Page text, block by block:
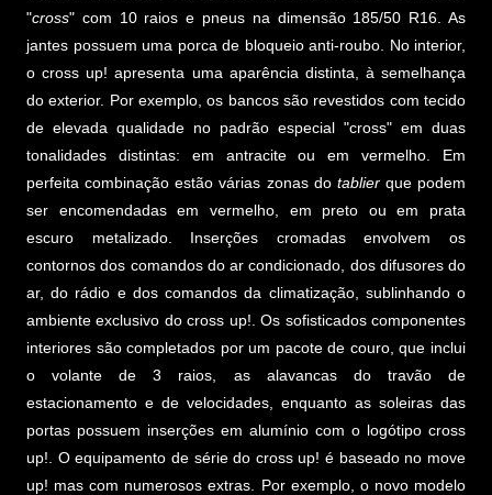
"cross" com 10 raios e pneus na dimensão 185/50 R16. As
jantes possuem uma porca de bloqueio anti-roubo. No interior,
o cross up! apresenta uma aparência distinta, à semelhança
do exterior. Por exemplo, os bancos são revestidos com tecido
de elevada qualidade no padrão especial "cross" em duas
tonalidades distintas: em antracite ou em vermelho. Em
perfeita combinação estão várias zonas do tablierque podem
ser encomendadas em vermelho, em preto ou em prata
escuro metalizado. Inserções cromadas envolvem os
contornos dos comandos do ar condicionado, dos difusores do
ar, do rádio e dos comandos da climatização, sublinhando o
ambiente exclusivo do cross up!. Os sofisticados componentes
interiores são completados por um pacote de couro, que inclui
o volante de 3 raios, as alavancas do travão de
estacionamento e de velocidades, enquanto as soleiras das
portas possuem inserções em alumínio com o logótipo cross
up!. O equipamento de série do cross up! é baseado no move
up! mas com numerosos extras. Por exemplo, o novo modelo